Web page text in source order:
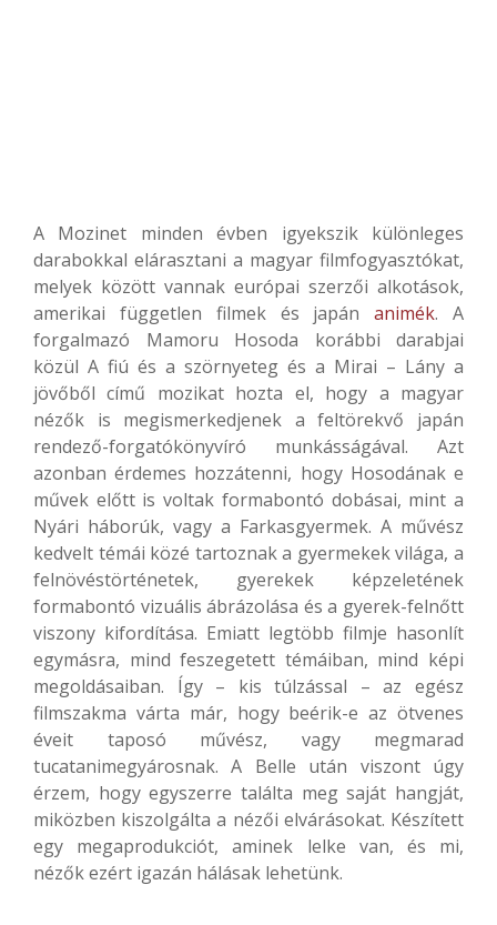
A Mozinet minden évben igyekszik különleges
darabokkal elárasztani a magyar filmfogyasztókat,
melyek között vannak európai szerzői alkotások,
amerikai független filmek és japánanimék. A
forgalmazó Mamoru Hosoda korábbi darabjai
közül A fiú és a szörnyeteg és a Mirai – Lány a
jövőből című mozikat hozta el, hogy a magyar
nézők is megismerkedjenek a feltörekvő japán
rendező-forgatókönyvíró munkásságával. Azt
azonban érdemes hozzátenni, hogy Hosodának e
művek előtt is voltak formabontó dobásai, mint a
Nyári háborúk, vagy a Farkasgyermek. A művész
kedvelt témái közé tartoznak a gyermekek világa, a
felnövéstörténetek, gyerekek képzeletének
formabontó vizuális ábrázolása és a gyerek-felnőtt
viszony kifordítása. Emiatt legtöbb filmje hasonlít
egymásra, mind feszegetett témáiban, mind képi
megoldásaiban. Így – kis túlzással – az egész
filmszakma várta már, hogy beérik-e az ötvenes
éveit taposó művész, vagy megmarad
tucatanimegyárosnak. A Belle után viszont úgy
érzem, hogy egyszerre találta meg saját hangját,
miközben kiszolgálta a nézői elvárásokat. Készített
egy megaprodukciót, aminek lelke van, és mi,
nézők ezért igazán hálásak lehetünk.